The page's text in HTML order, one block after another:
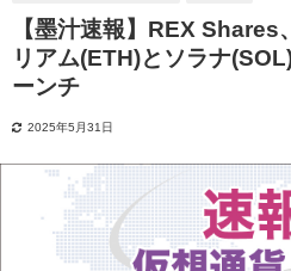
【墨汁速報】REX Shares
リアム(ETH)とソラナ
ーンチ
2025年5月31日